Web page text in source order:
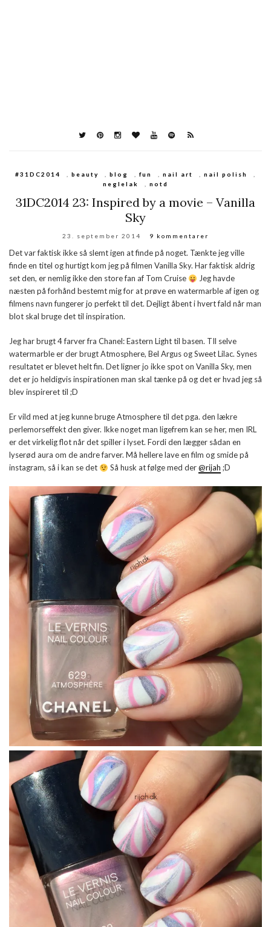
#31DC2014 , beauty , blog , fun , nail art , nail polish
,
neglelak
, notd
31DC2014 23: Inspired by a movie – Vanilla
Sky
23. september 2014 9 kommentarer
Det var faktisk ikke så slemt igen at finde på noget. Tænkte jeg ville
finde en titel og hurtigt kom jeg på filmen Vanilla Sky. Har faktisk aldrig
set den, er nemlig ikke den store fan af Tom Cruise
Jeg havde
næsten på forhånd bestemt mig for at prøve en watermarble af igen og
filmens navn fungerer jo perfekt til det. Dejligt åbent i hvert fald når man
blot skal bruge det til inspiration.
Jeg har brugt 4 farver fra Chanel: Eastern Light til basen. TIl selve
watermarble er der brugt Atmosphere, Bel Argus og Sweet Lilac. Synes
resultatet er blevet helt fin. Det ligner jo ikke spot on Vanilla Sky, men
det er jo heldigvis inspirationen man skal tænke på og det er hvad jeg så
blev inspireret til ;D
Er vild med at jeg kunne bruge Atmosphere til det pga. den lækre
perlemorseffekt den giver. Ikke noget man ligefrem kan se her, men IRL
er det virkelig flot når det spiller i lyset. Fordi den lægger sådan en
lyserød aura om de andre farver. Må hellere lave en film og smide på
instagram, så i kan se det
Så husk at følge med der@rijah ;D